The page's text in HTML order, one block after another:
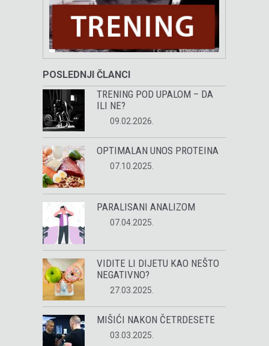
POSLEDNJI ČLANCI
TRENING POD UPALOM – DA
ILI NE?
09.02.2026.
OPTIMALAN UNOS PROTEINA
07.10.2025.
PARALISANI ANALIZOM
07.04.2025.
VIDITE LI DIJETU KAO NEŠTO
NEGATIVNO?
27.03.2025.
MIŠIĆI NAKON ČETRDESETE
03.03.2025.